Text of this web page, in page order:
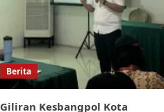
Berita
Giliran Kesbangpol Kota